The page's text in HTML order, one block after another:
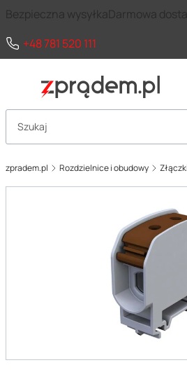
Bezpieczna wysyłkaDarmowa
+48 781 520 111
Otwórz wyszukiwarkę
zpradem.pl Rozdzielnice i obudowy